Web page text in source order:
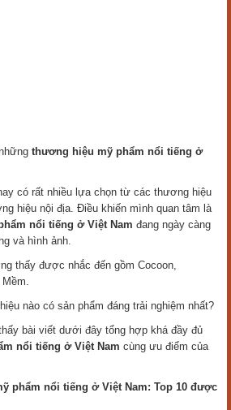
thương hiệu mỹ phẩm nổi tiếng ở
có rất nhiều lựa chọn từ các thương hiệu
hiệu nội địa. Điều khiến mình quan tâm là
nổi tiếng ở Việt Nam đang ngày càng
và hình ảnh.
thấy được nhắc đến gồm Cocoon,
nào có sản phẩm đáng trải nghiệm nhất?
bài viết dưới đây tổng hợp khá đầy đủ
nổi tiếng ở Việt Nam cùng ưu điểm của
phẩm nổi tiếng ở Việt Nam: Top 10 được